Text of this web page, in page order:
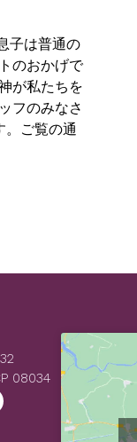
子は普通の
のおかげで
が私たちを
フのみなさ
。ご覧の通
08034